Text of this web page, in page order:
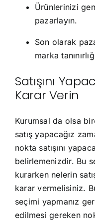
Ürünlerinizi
pazarlayın.
Son olarak
marka
Satışını
Karar Verin
Kurumsal da olsa
satış yapacağız
nokta satışını
belirlemenizdir. Bu
kurarken nelerin
karar vermelisiniz.
seçimi yapmanız
edilmesi gereken